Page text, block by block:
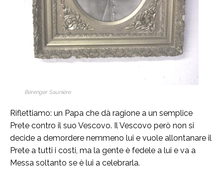
Bérenger Saunière
Riflettiamo: un Papa che dà ragione a un semplice
Prete contro il suo Vescovo. Il Vescovo però non si
decide a demordere nemmeno lui e vuole allontanare il
Prete a tutti i costi, ma la gente è fedele a lui e va a
Messa soltanto se è lui a celebrarla.